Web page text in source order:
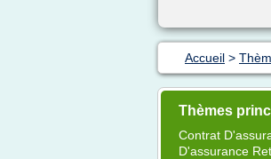
Accueil >
Thèmes
Contrat
D'assurance